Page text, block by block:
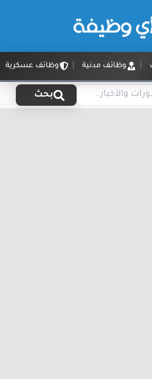
وظائف مدنية وظائف عسكرية
بحث